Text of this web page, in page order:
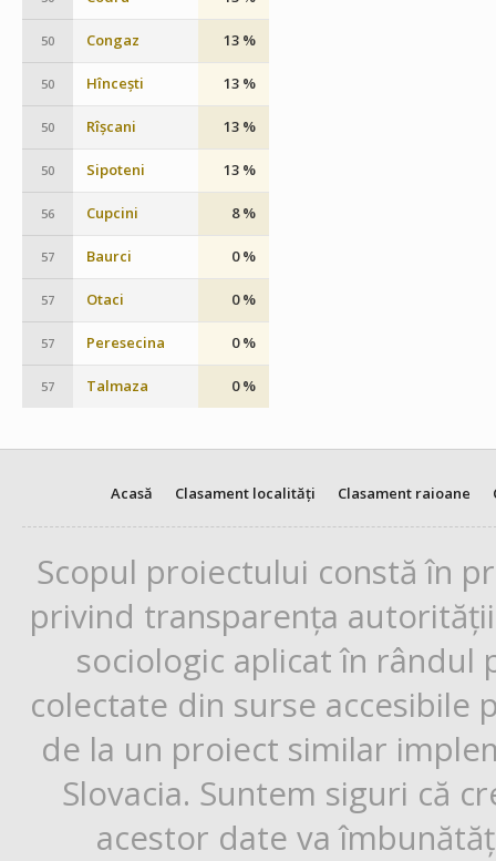
50 Congaz 13 %
50 Hîncești 13 %
50 Rîșcani 13 %
50 Sipoteni 13 %
56 Cupcini 8 %
57 Baurci 0 %
57 Otaci 0 %
57 Peresecina 0 %
57 Talmaza 0 %
Acasă Clasament localități Clasament raioane
Scopul proiectului constă în
privind transparența
sociologic aplicat în rândul
colectate din surse
de la un proiect similar
Slovacia. Suntem siguri că
acestor date va